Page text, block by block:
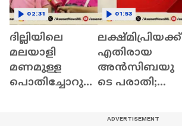
ദില്ലിയിലെ
മലയാളി
മണമുള്ള
പൊതിച്ചോറുക
02:31
ലക്ഷ്മിപ്രിയക്ക്
എതിരായ
അൻസിബയു
ടെ പരാതി;
01:53